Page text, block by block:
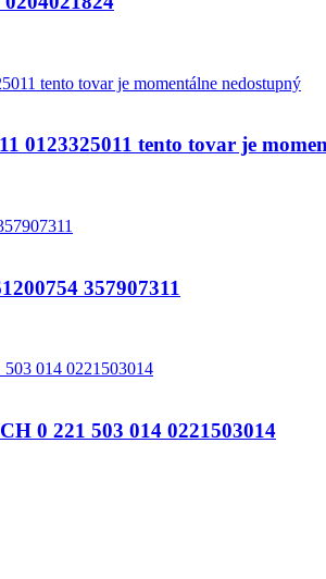
0123325011 tento tovar je
357907311
0 221 503 014 0221503014